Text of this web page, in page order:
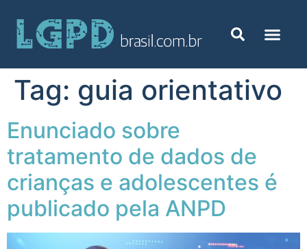
Tag: guia orientativo
Enunciado sobre
tratamento de dados de
crianças e adolescentes é
publicado pela ANPD